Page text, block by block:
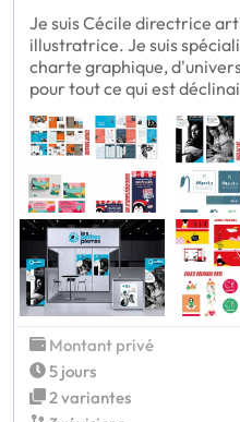
Je suis Cécile directrice
illustratrice. Je suis
charte graphique,
pour tout ce qui est
Montant privé
5 jours
2 variantes